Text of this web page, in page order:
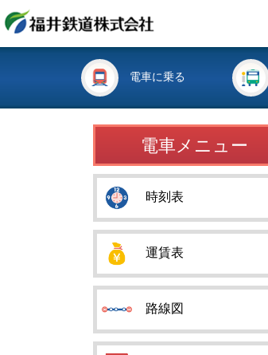
電車に乗る
電車メニュー
時刻表
運賃表
路線図